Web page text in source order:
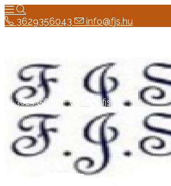
3629356043 info@fjs.hu
3629356043 info@fjs.hu